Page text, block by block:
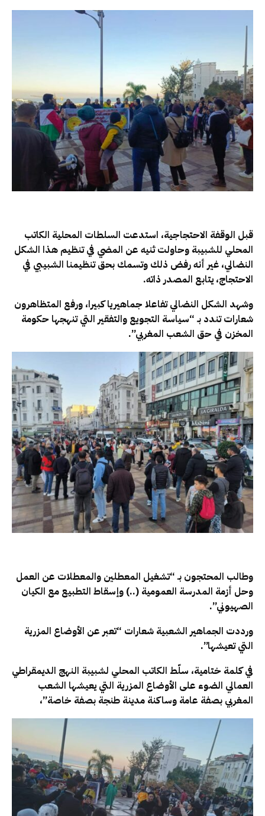
قبل الوقفة الاحتجاجية، استدعت السلطات المحلية الكاتب
المحلي للشبيبة وحاولت ثنيه عن المضي في تنظيم هذا الشكل
النضالي، غير أنه رفض ذلك وتسمك بحق تنظيمنا الشبيبي في
الاحتجاج، يتابع المصدر ذاته.
وشهد الشكل النضالي تفاعلا جماهيريا كبيرا، ورفع المتظاهرون
شعارات تندد بـ “سياسة التجويع والتفقير التي تنهجها حكومة
المخزن في حق الشعب المغربي”.
وطالب المحتجون بـ “تشغيل المعطلين والمعطلات عن العمل
وحل أزمة المدرسة العمومية (..) وإسقاط التطبيع مع الكيان
الصهيوني”.
ورددت الجماهير الشعبية شعارات “تعبر عن الأوضاع المزرية
التي تعيشها”.
في كلمة ختامية، سلّط الكاتب المحلي لشبيبة النهج الديمقراطي
العمالي الضوء على الأوضاع المزرية التي يعيشها الشعب
المغربي بصفة عامة وساكنة مدينة طنجة بصفة خاصة”،